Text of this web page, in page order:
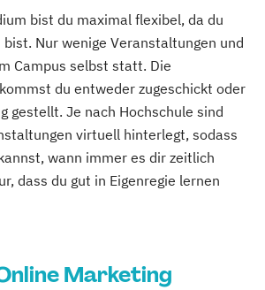
Mülheim an der Ruhr
Oldenburg
Osnabrück Solingen
Herne Neuss Darmstadt
Regensburg
Ingolstadt
Fürth Wolfsburg
Bremen
Euskirchen Frechen
Hamburg Kornwestheim
bist du maximal flexibel, da du
Nur wenige Veranstaltungen und
Campus selbst statt. Die
du entweder zugeschickt oder
gestellt. Je nach Hochschule sind
virtuell hinterlegt, sodass
wann immer es dir zeitlich
dass du gut in Eigenregie lernen
Marketing